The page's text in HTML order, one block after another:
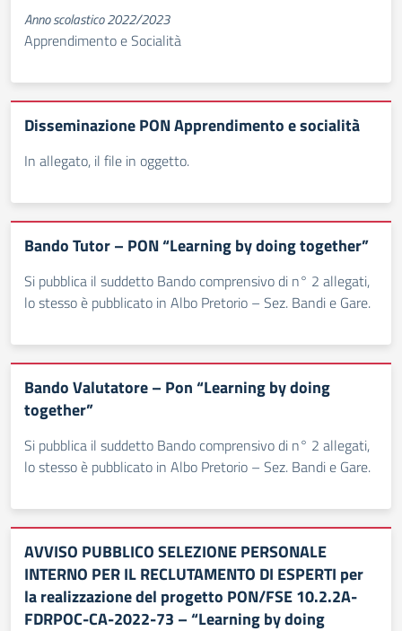
Anno scolastico 2022/2023
Apprendimento e Socialità
Disseminazione PON Apprendimento e socialità
In allegato, il file in oggetto.
Bando Tutor – PON “Learning by doing together”
Si pubblica il suddetto Bando comprensivo di n° 2 allegati,
lo stesso è pubblicato in Albo Pretorio – Sez. Bandi e Gare.
Bando Valutatore – Pon “Learning by doing
together”
Si pubblica il suddetto Bando comprensivo di n° 2 allegati,
lo stesso è pubblicato in Albo Pretorio – Sez. Bandi e Gare.
AVVISO PUBBLICO SELEZIONE PERSONALE
INTERNO PER IL RECLUTAMENTO DI ESPERTI per
la realizzazione del progetto PON/FSE 10.2.2A-
FDRPOC-CA-2022-73 – “Learning by doing